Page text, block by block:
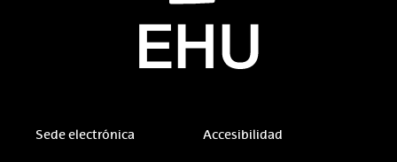
Sede electrónica Accesibilidad